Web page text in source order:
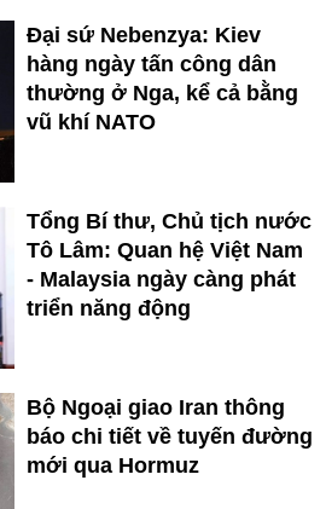
Đại sứ Nebenzya: Kiev
hàng ngày tấn công dân
thường ở Nga, kể cả bằng
vũ khí NATO
Tổng Bí thư, Chủ tịch nước
Tô Lâm: Quan hệ Việt Nam
- Malaysia ngày càng phát
triển năng động
Bộ Ngoại giao Iran thông
báo chi tiết về tuyến đường
mới qua Hormuz